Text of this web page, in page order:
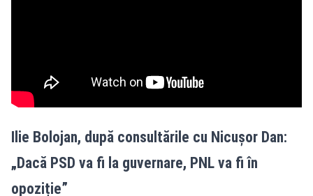
Ilie Bolojan, după consultările cu Nicușor Dan:
„Dacă PSD va fi la guvernare, PNL va fi în
opoziție”